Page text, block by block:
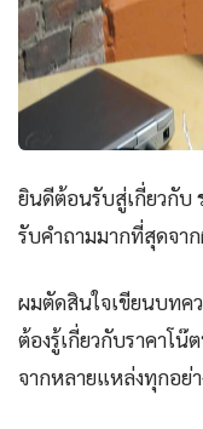
ยินดีต้อนรับสู่เกี่ยวกับ
รับคำถามมากที่สุดจา
ผมตัดสินใจเขียนบทค
ต้องรู้เกี่ยวกับราคาโน๊
จากหลายแหล่งทุกอย่